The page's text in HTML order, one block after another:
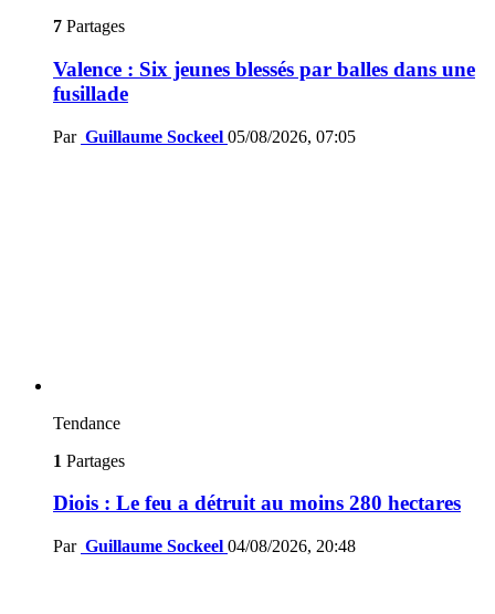
7 Partages
Valence : Six jeunes blessés par balles dans une
fusillade
Par Guillaume Sockeel 05/08/2026, 07:05
Tendance
1 Partages
Diois : Le feu a détruit au moins 280 hectares
Par Guillaume Sockeel 04/08/2026, 20:48